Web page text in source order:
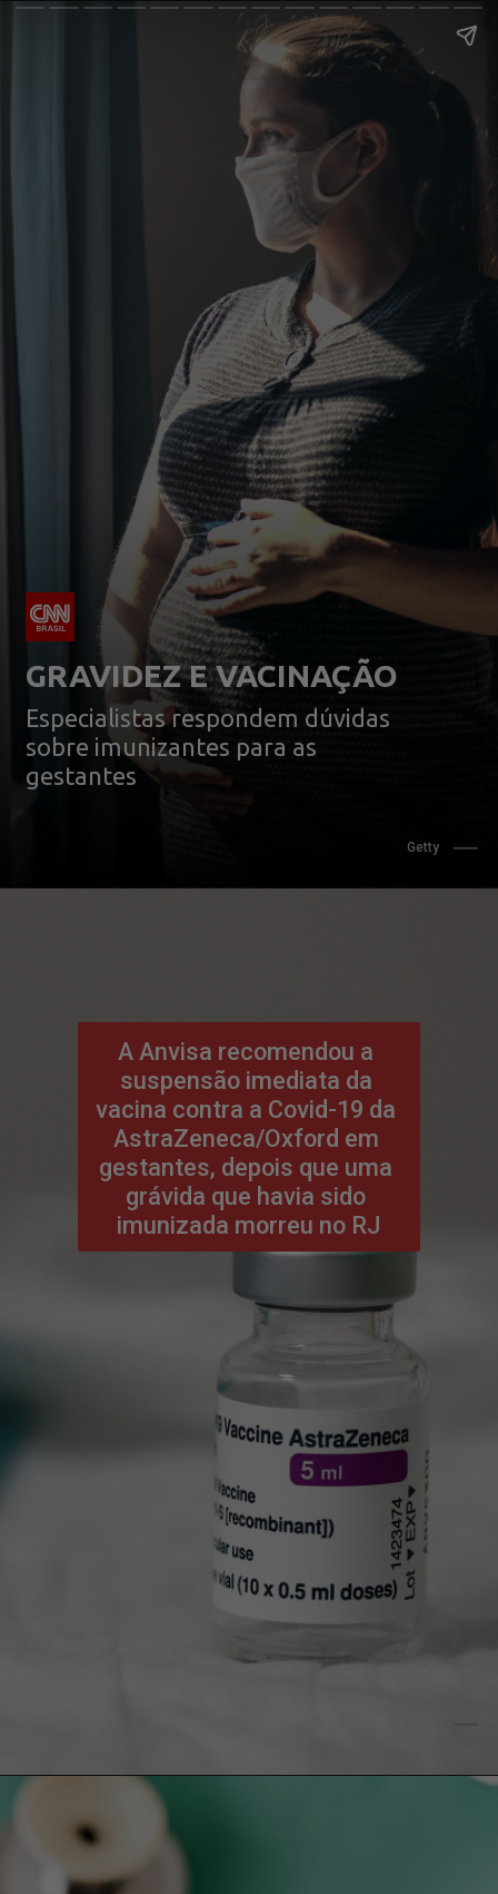
GRAVIDEZ E VACINAÇÃO
Getty
Especialistas respondem dúvidas
sobre imunizantes para as
gestantes
A Anvisa recomendou a
suspensão imediata da
vacina contra a Covid-19 da
AstraZeneca/Oxford em
gestantes, depois que uma
grávida que havia sido
imunizada morreu no RJ